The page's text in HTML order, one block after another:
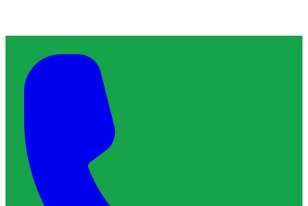
À propos de ChronoServe
L'artisan de confiance qu'il vous faut, près de chez vous.
Services & Interventions
Trouver un plombier
Trouver un serrurier
Trouver un électricien